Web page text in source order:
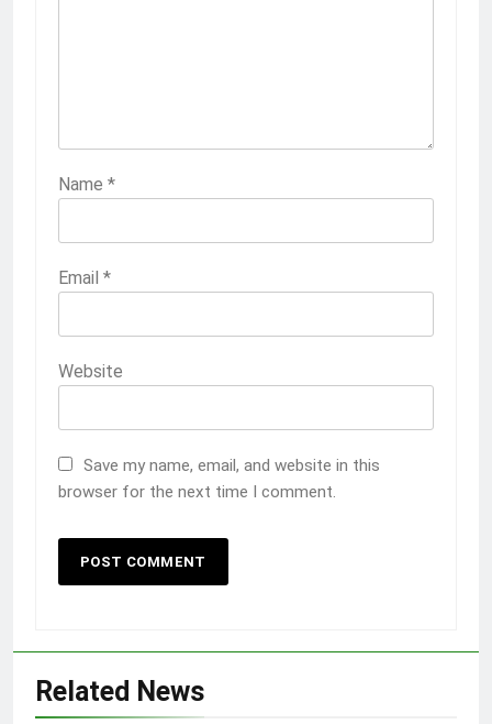
Name *
Email *
Website
Save my name, email, and website in this
browser for the next time I comment.
Related News